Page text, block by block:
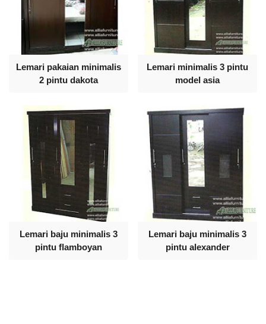
Lemari pakaian minimalis
2 pintu dakota
Lemari minimalis 3 pintu
model asia
Lemari baju minimalis 3
pintu flamboyan
Lemari baju minimalis 3
pintu alexander